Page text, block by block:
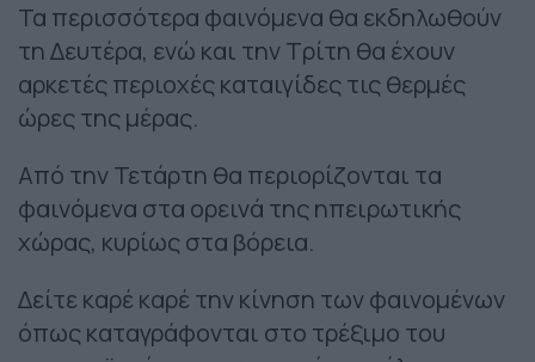
Τα περισσότερα φαινόμενα θα εκδηλωθούν
τη Δευτέρα, ενώ και την Τρίτη θα έχουν
αρκετές περιοχές καταιγίδες τις θερμές
ώρες της μέρας.
Από την Τετάρτη θα περιορίζονται τα
φαινόμενα στα ορεινά της ηπειρωτικής
χώρας, κυρίως στα βόρεια.
Δείτε καρέ καρέ την κίνηση των φαινομένων
όπως καταγράφονται στο τρέξιμο του